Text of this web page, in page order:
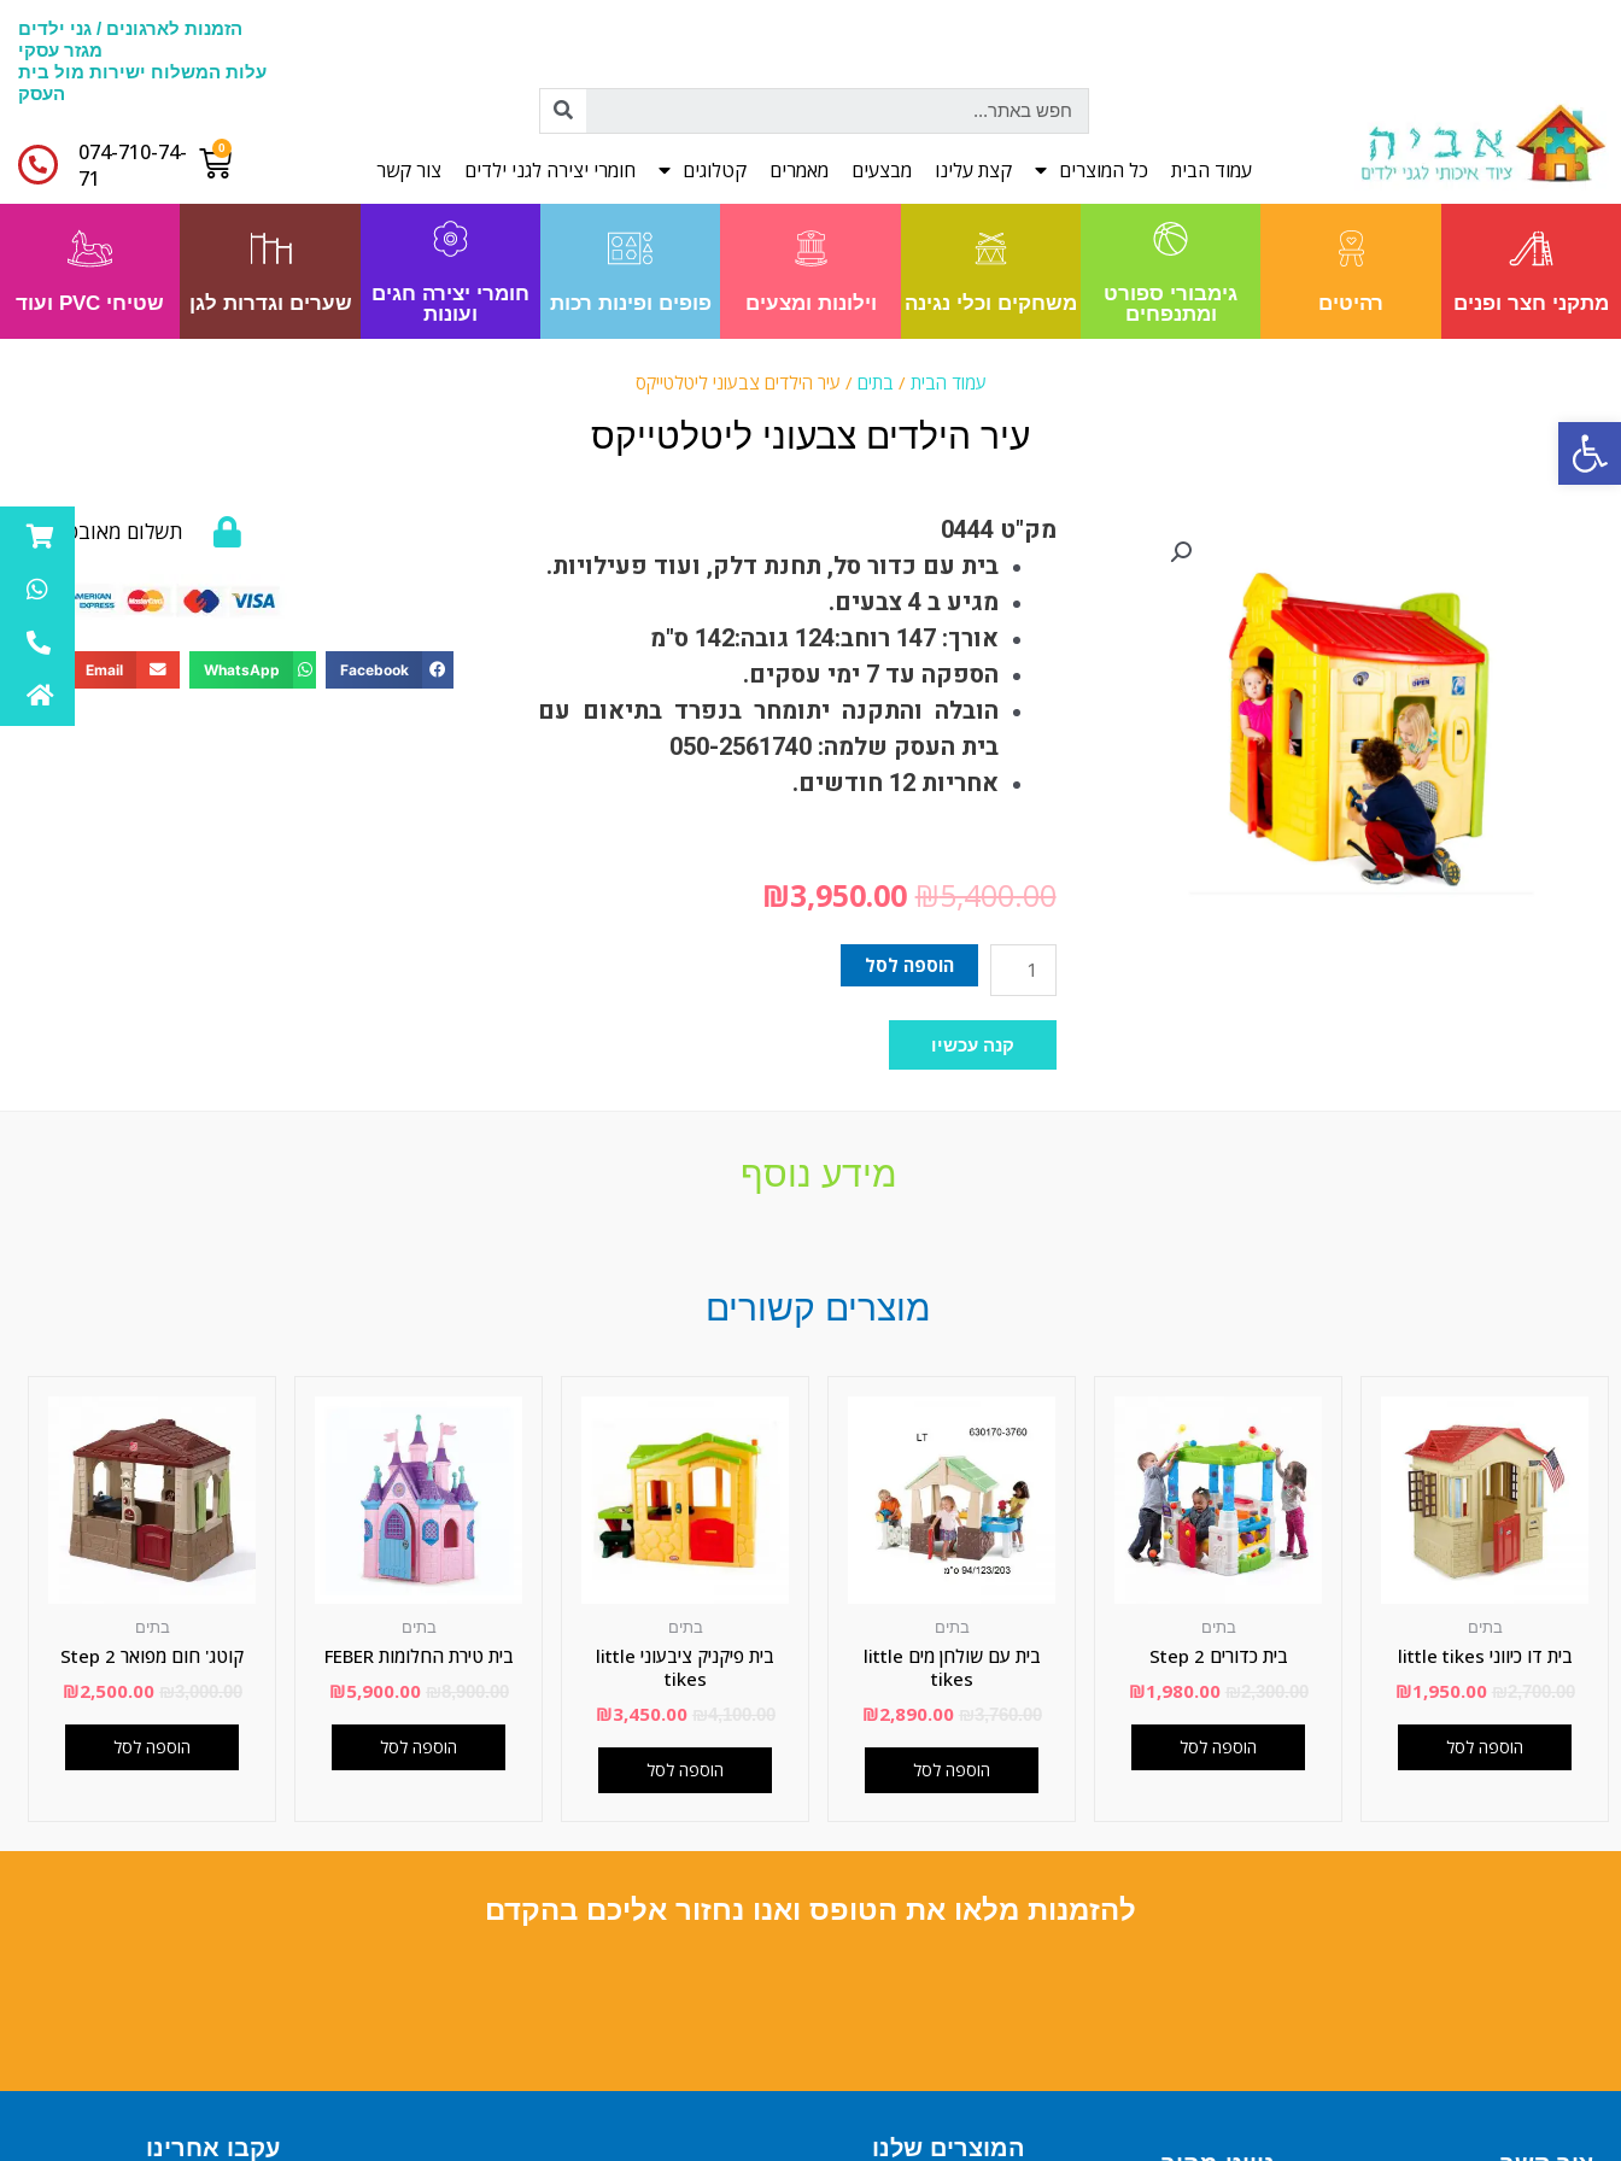
פתח סרגל נגישות
עמוד הבית כל המוצרים קצת עלינו מבצעים מאמרים קטלוגים חומרי יצירה לגני ילדים צור קשר
הזמנות לארגונים / גני ילדים
מגזר עסקי
עלות המשלוח ישירות מול בית
העסק
074-710-74-
71​
מתקני חצר ופנים רהיטים
גימבורי ספורט
ומתנפחים
משחקים וכלי נגינה וילונות ומצעים פופים ופינות רכות
חומרי יצירה חגים
ועונות
שערים וגדרות לגן שטיחי PVC ועוד
עמוד הבית / בתים / עיר הילדים צבעוני ליטלטייקס
עיר הילדים צבעוני ליטלטייקס
מק"ט 0444
בית עם כדור סל, תחנת דלק, ועוד פעילויות.
מגיע ב 4 צבעים.
אורך: 147 רוחב:124 גובה:142 ס"מ
הספקה עד 7 ימי עסקים.
הובלה והתקנה יתומחר בנפרד בתיאום עם
בית העסק שלמה: 050-2561740
אחריות 12 חודשים.
₪5,400.00
₪3,950.00
הוספה לסל
קנה עכשיו
תשלום מאובטח
Facebook
WhatsApp
Email
מידע נוסף
מוצרים קשורים
בתים
בית דו כיווני little tikes
₪1,950.00
הוספה לסל
בתים
בית עם שולחן מים little
tikes
₪2,890.00
הוספה לסל
בתים
בית פיקניק ציבעוני little
tikes
₪3,450.00
הוספה לסל
בתים
קוטג' חום מפואר Step 2
₪2,500.00
הוספה לסל
בתים
בית כדורים Step 2
₪1,980.00
הוספה לסל
בתים
בית טירת החלומות FEBER
₪5,900.00
הוספה לסל
להזמנות מלאו את הטופס ואנו נחזור אליכם בהקדם
המוצרים שלנו עקבו אחרינו